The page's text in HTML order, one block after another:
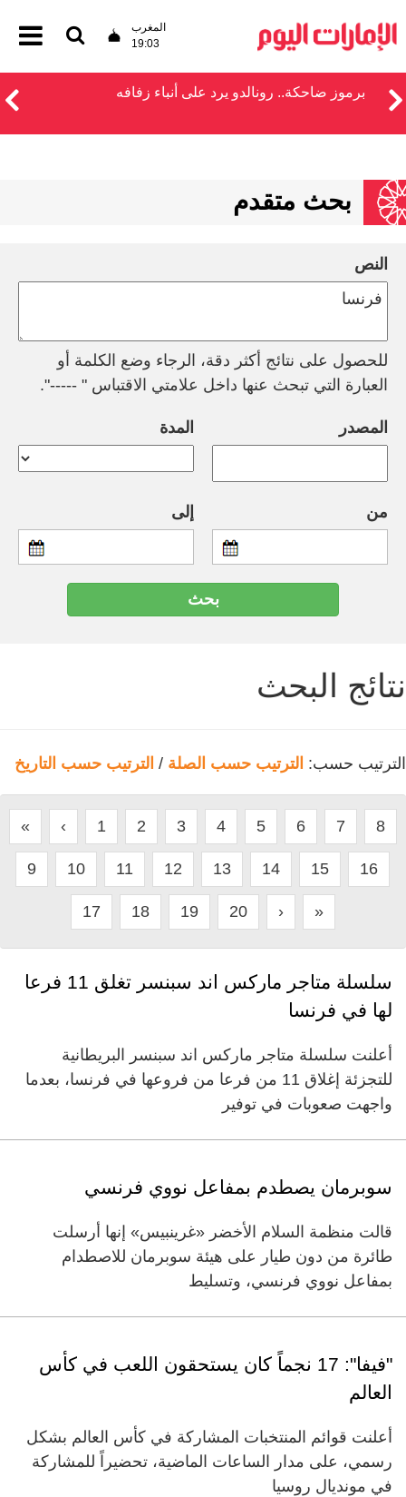
المغرب
19:03
برموز ضاحكة.. رونالدو يرد على أنباء زفافه
بحث متقدم
النص
للحصول على نتائج أكثر دقة، الرجاء وضع الكلمة أو
العبارة التي تبحث عنها داخل علامتي الاقتباس " -----".
المصدر المدة
من إلى
نتائج البحث
الترتيب حسب: الترتيب حسب الصلة / الترتيب حسب التاريخ
« ‹ 1 2 3 4 5 6 7 8
9 10 11 12 13 14 15 16
17 18 19 20 › »
سلسلة متاجر ماركس اند سبنسر تغلق 11 فرعا
لها في فرنسا
أعلنت سلسلة متاجر ماركس اند سبنسر البريطانية
للتجزئة إغلاق 11 من فرعا من فروعها في فرنسا، بعدما
واجهت صعوبات في توفير
سوبرمان يصطدم بمفاعل نووي فرنسي
قالت منظمة السلام الأخضر «غرينبيس» إنها أرسلت
طائرة من دون طيار على هيئة سوبرمان للاصطدام
بمفاعل نووي فرنسي، وتسليط
"فيفا": 17 نجماً كان يستحقون اللعب في كأس
العالم
أعلنت قوائم المنتخبات المشاركة في كأس العالم بشكل
رسمي، على مدار الساعات الماضية، تحضيراً للمشاركة
في مونديال روسيا